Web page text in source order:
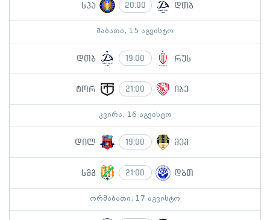
სპა 20:00 დთბ
შაბათი, 15 აგვისტო
დთბ 19:00 რუს
ტორ 21:00 იბე
კვირა, 16 აგვისტო
დილ 19:00 მეშ
სმგ 21:00 დბთ
ორშაბათი, 17 აგვისტო